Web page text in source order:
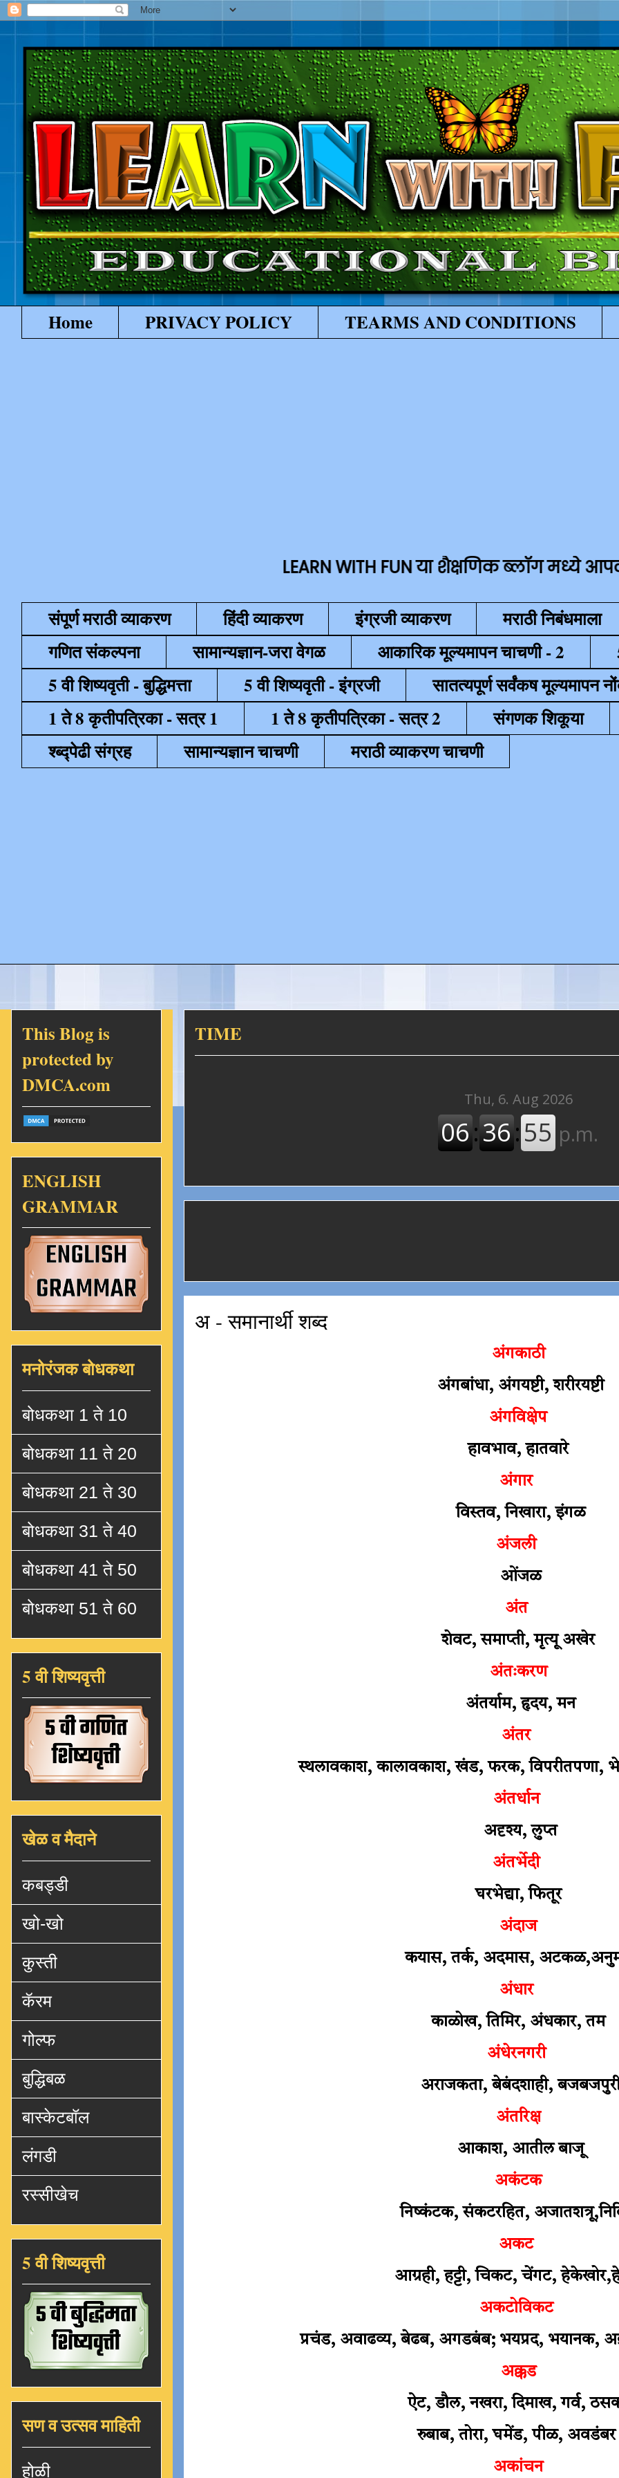
Home PRIVACY POLICY TEARMS AND CONDITIONS
LEARN WITH FUN या शैक्षणिक ब्लॉग मध्ये आपले सहर्ष
संपूर्ण मराठी व्याकरण हिंदी व्याकरण इंग्रजी व्याकरण मराठी निबंधमाला
गणित संकल्पना
सामान्यज्ञान-जरा वेगळ आकारिक मूल्यमापन चाचणी - 2
5 वी शिष्यवृती - बुद्धिमत्ता
5 वी शिष्यवृती - इंग्रजी सातत्यपूर्ण सर्वंकष मूल्यमापन
1 ते 8 कृतीपत्रिका - सत्र 1
1 ते 8 कृतीपत्रिका - सत्र 2 संगणक शिकूया
श्ब्द्पेढी संग्रह
सामान्यज्ञान चाचणी मराठी व्याकरण चाचणी
TIME
अ - समानार्थी शब्द
अंगकाठी
अंगबांधा, अंगयष्टी, शरीरयष्टी
अंगविक्षेप
हावभाव, हातवारे
अंगार
विस्तव, निखारा, इंगळ
अंजली
ओंजळ
अंत
शेवट, समाप्ती, मृत्यू अखेर
अंतःकरण
अंतर्याम, हृदय, मन
अंतर
स्थलावकाश, कालावकाश, खंड, फरक, विपरीतपणा,
अंतर्धान
अदृश्य, लुप्त
अंतर्भेदी
घरभेद्या, फितूर
अंदाज
कयास, तर्क, अदमास, अटकळ,
अंधार
काळोख, तिमिर, अंधकार, तम
अंधेरनगरी
अराजकता, बेबंदशाही,
अंतरिक्ष
आकाश, आतील बाजू
अकंटक
निष्कंटक, संकटरहित, अजातशत्रू,
अकट
आग्रही, हट्टी, चिकट, चेंगट, हेकेखोर,
अकटोविकट
प्रचंड, अवाढव्य, बेढब, अगडबंब; भयप्रद, भयानक,
अक्कड
ऐट, डौल, नखरा, दिमाख, गर्व,
रुबाब, तोरा, घमेंड, पीळ, अवडंबर
अकांचन
This Blog is
protected by
DMCA.com
ENGLISH
GRAMMAR
मनोरंजक बोधकथा
बोधकथा 1 ते 10
बोधकथा 11 ते 20
बोधकथा 21 ते 30
बोधकथा 31 ते 40
बोधकथा 41 ते 50
बोधकथा 51 ते 60
5 वी शिष्यवृत्ती
खेळ व मैदाने
कबड्डी
खो-खो
कुस्ती
कॅरम
गोल्फ
बुद्धिबळ
बास्केटबॉल
लंगडी
रस्सीखेच
5 वी शिष्यवृत्ती
सण व उत्सव माहिती
होळी